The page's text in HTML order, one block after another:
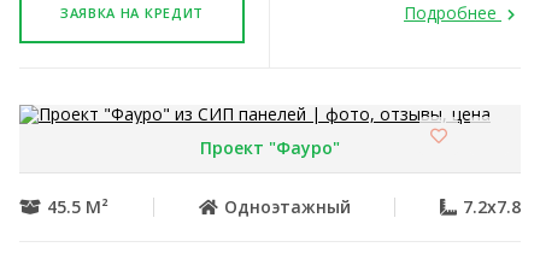
ЗАЯВКА НА КРЕДИТ Подробнее
Проект "Фауро"
45.5 М² Одноэтажный 7.2x7.8